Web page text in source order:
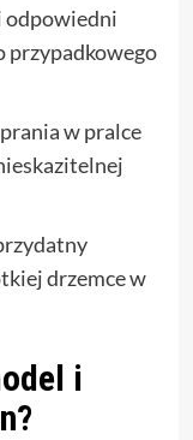
odpowiedni
przypadkowego
w pralce
drzemce w
i